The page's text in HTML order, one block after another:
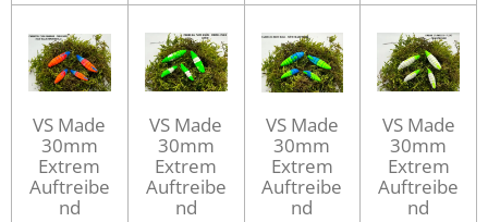
VS Made
30mm
Extrem
Auftreibe
nd
VS Made
30mm
Extrem
Auftreibe
nd
VS Made
30mm
Extrem
Auftreibe
nd
VS Made
30mm
Extrem
Auftreibe
nd